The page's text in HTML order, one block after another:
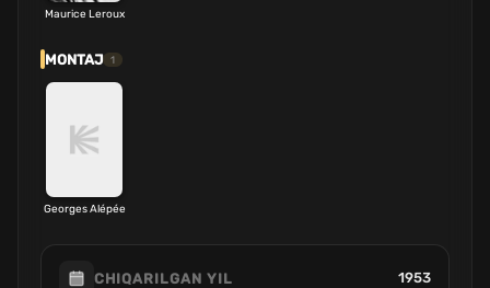
Maurice Leroux
MONTAJ 1
Georges Alépée
CHIQARILGAN YIL 1953